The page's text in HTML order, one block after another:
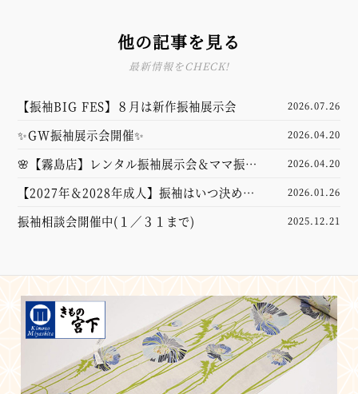
他の記事を見る
最新情報をCHECK!
【振袖BIG FES】８月は新作振袖展示会 2026.07.26
✨GW振袖展示会開催✨ 2026.04.20
🌸【霧島店】レンタル振袖展示会＆ママ振袖
コーディネート相談会を開催します🌸
2026.04.20
【2027年＆2028年成人】振袖はいつ決め
る？後悔しないスケジュール
2026.01.26
振袖相談会開催中(１／３１まで) 2025.12.21